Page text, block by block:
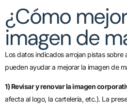
¿Cómo
imagen de
Los datos indicados arrojan pistas sobre
pueden ayudar a mejorar la imagen de
1) Revisar y renovar la imagen
afecta al logo, la cartelería, etc.). La